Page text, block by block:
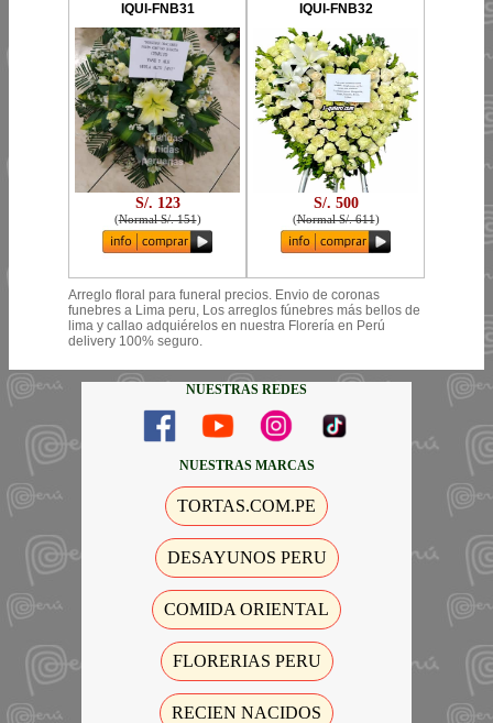
IQUI-FNB31
S/. 123
(Normal S/. 151)
IQUI-FNB32
S/. 500
(Normal S/. 611)
Arreglo floral para funeral precios. Envio de coronas
funebres a Lima peru, Los arreglos fúnebres más bellos de
lima y callao adquiérelos en nuestra Florería en Perú
delivery 100% seguro.
NUESTRAS REDES
NUESTRAS MARCAS
TORTAS.COM.PE
DESAYUNOS PERU
COMIDA ORIENTAL
FLORERIAS PERU
RECIEN NACIDOS